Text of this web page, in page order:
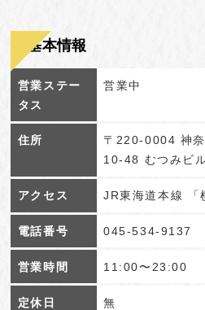
基本情報
営業ステー
タス
営業中
住所
〒220-0004 神
10-48 むつみビ
アクセス JR東海道本線 「
電話番号 045-534-9137
営業時間 11:00〜23:00
定休日 無